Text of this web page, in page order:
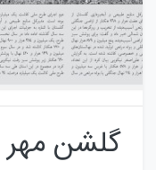
گلشن مهر